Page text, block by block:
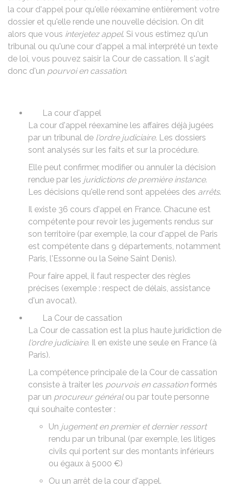
la cour d'appel pour qu'elle réexamine entièrement votre
dossier et qu'elle rende une nouvelle décision. On dit
alors que vous interjetez appel. Si vous estimez qu'un
tribunal ou qu'une cour d'appel a mal interprété un texte
de loi, vous pouvez saisir la Cour de cassation. Il s'agit
donc d'un pourvoi en cassation.
La cour d'appel
La cour d'appel réexamine les affaires déjà jugées
par un tribunal de l'ordre judiciaire. Les dossiers
sont analysés sur les faits et sur la procédure.
Elle peut confirmer, modifier ou annuler la décision
rendue par les juridictions de première instance.
Les décisions qu'elle rend sont appelées des arrêts.
Il existe 36 cours d'appel en France. Chacune est
compétente pour revoir les jugements rendus sur
son territoire (par exemple, la cour d'appel de Paris
est compétente dans 9 départements, notamment
Paris, l'Essonne ou la Seine Saint Denis).
Pour faire appel, il faut respecter des règles
précises (exemple : respect de délais, assistance
d'un avocat).
La Cour de cassation
La Cour de cassation est la plus haute juridiction de
l'ordre judiciaire. Il en existe une seule en France (à
Paris).
La compétence principale de la Cour de cassation
consiste à traiter les pourvois en cassationformés
par un procureur généralou par toute personne
qui souhaite contester :
Un jugement en premier et dernier ressort
rendu par un tribunal (par exemple, les litiges
civils qui portent sur des montants inférieurs
ou égaux à 5000 €)
Ou un arrêt de la cour d'appel.